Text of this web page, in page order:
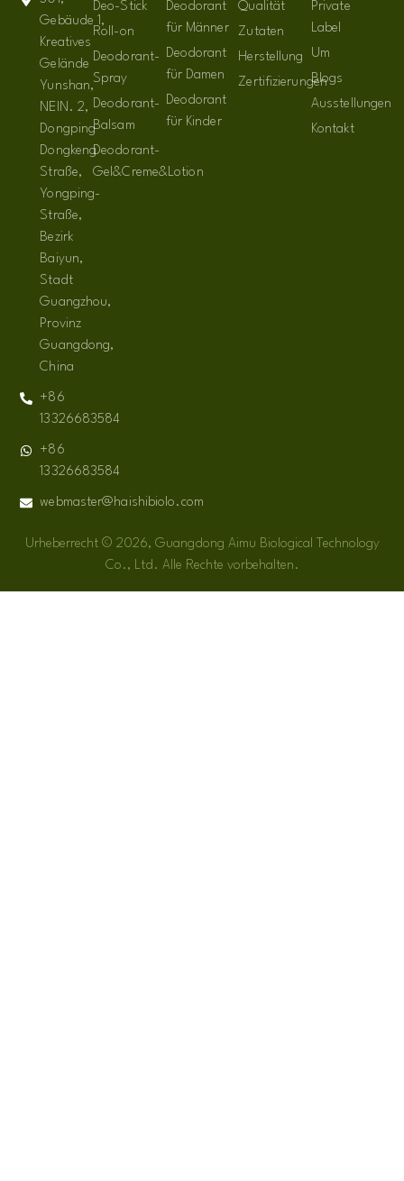
Gebäude 1,
Kreatives
Gelände
Yunshan,
NEIN. 2,
Dongping
Dongkeng
Straße,
Yongping-
Straße,
Bezirk
Baiyun,
Stadt
Guangzhou,
Provinz
Guangdong,
China
+86
13326683584
+86
13326683584
webmaster@haishibiolo.com
Deo-Stick
Roll-on
Deodorant-
Spray
Deodorant-
Balsam
Deodorant-
Gel&Creme&Lotion
Deodorant
für Männer
Deodorant
für Damen
Deodorant
für Kinder
Qualität
Zutaten
Herstellung
Zertifizierungen
Private
Label
Um
Blogs
Ausstellungen
Kontakt
Urheberrecht © 2026, Guangdong Aimu Biological Technology
Co., Ltd. Alle Rechte vorbehalten.